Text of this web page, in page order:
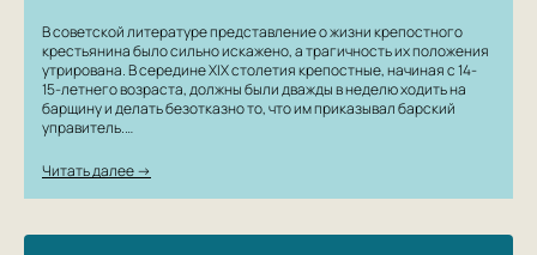
В советской литературе представление о жизни крепостного
крестьянина было сильно искажено, а трагичность их положения
утрирована. В середине ХIХ столетия крепостные, начиная с 14-
15-летнего возраста, должны были дважды в неделю ходить на
барщину и делать безотказно то, что им приказывал барский
управитель.…
Читать далее →